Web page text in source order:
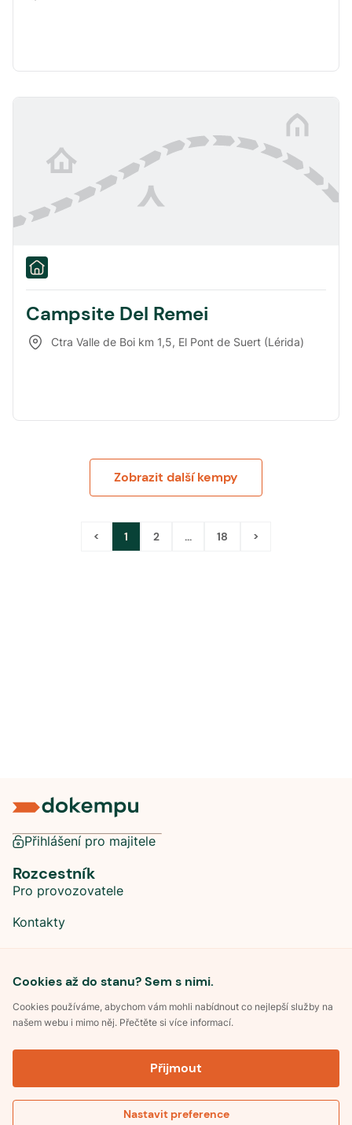
Zobrazit mapu
Campsite Del Remei
Ctra Valle de Boi km 1,5, El Pont de Suert (Lérida)
Zobrazit další kempy
< 1 2 ... 18 >
Cookies až do stanu? Sem s nimi.
Cookies používáme, abychom vám mohli nabídnout co nejlepší služby na
našem webu i mimo něj. Přečtěte si více informací.
Přijmout
Nastavit preference
Přihlášení pro majitele
Rozcestník
Pro provozovatele
Kontakty
Pravidla soutěže Kemp roku